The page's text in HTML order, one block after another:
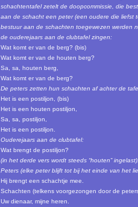
schachtentafel zetelt de doopcommissie, die
aan de schacht een peter (een oudere die liefst
bestuur aan de schachten toegewezen werden
de ouderejaars aan de clubtafel zingen:
Wat komt er van de berg? (bis)
Wat komt er van de houten berg?
Sa, sa, houten berg,
Wat komt er van de berg?
De peters zetten hun schachten af achter de
Het is een postiljon, (bis)
Het is een houten postiljon,
Sa, sa, postiljon,
Het is een postiljon.
Ouderejaars aan de clubtafel:
Wat brengt de postiljon?
(in het derde vers wordt steeds “houten”
Peters (elke peter blijft tot bij het einde van het
Hij brengt een schachtje mee.
Schachten (telkens voorgezongen door de
Uw dienaar, mijne heren.